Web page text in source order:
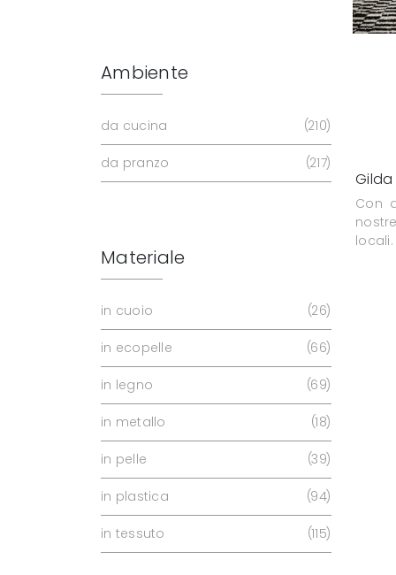
Gilda
Con
locali.
Ambiente
da cucina 210
da pranzo 217
Materiale
in cuoio 26
in ecopelle 66
in legno 69
in metallo 18
in pelle 39
in plastica 94
in tessuto 115